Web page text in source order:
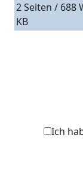
2 Seiten / 688
KB
Ich